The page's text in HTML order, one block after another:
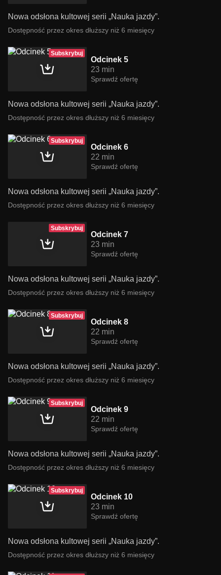
Nowa odsłona kultowej serii „Nauka jazdy”.
Dostępność przez okres dłuższy niż 6 miesięcy
Subskrybuj
Odcinek 5
23 min
Sprawdź ofertę
Nowa odsłona kultowej serii „Nauka jazdy”.
Dostępność przez okres dłuższy niż 6 miesięcy
Subskrybuj
Odcinek 6
22 min
Sprawdź ofertę
Nowa odsłona kultowej serii „Nauka jazdy”.
Dostępność przez okres dłuższy niż 6 miesięcy
Subskrybuj
Odcinek 7
23 min
Sprawdź ofertę
Nowa odsłona kultowej serii „Nauka jazdy”.
Dostępność przez okres dłuższy niż 6 miesięcy
Subskrybuj
Odcinek 8
22 min
Sprawdź ofertę
Nowa odsłona kultowej serii „Nauka jazdy”.
Dostępność przez okres dłuższy niż 6 miesięcy
Subskrybuj
Odcinek 9
22 min
Sprawdź ofertę
Nowa odsłona kultowej serii „Nauka jazdy”.
Dostępność przez okres dłuższy niż 6 miesięcy
Subskrybuj
Odcinek 10
23 min
Sprawdź ofertę
Nowa odsłona kultowej serii „Nauka jazdy”.
Dostępność przez okres dłuższy niż 6 miesięcy